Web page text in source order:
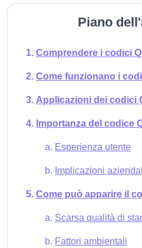
Piano
Comprendere i codici
Come funzionano i
Applicazioni dei codici
Importanza del codice
Esperienza utente
Implicazioni
Come può apparire il
Scarsa qualità di
Fattori ambientali